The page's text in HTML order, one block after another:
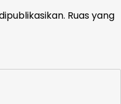
Ruas yang